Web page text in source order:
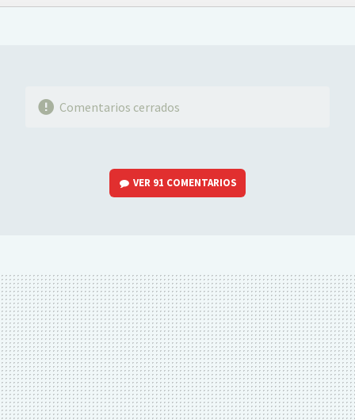
FACEBOOKTWITTERFLIPBOARD
E-
WHATSAPP
Comentarios cerrados
VER 91 COMENTARIOS